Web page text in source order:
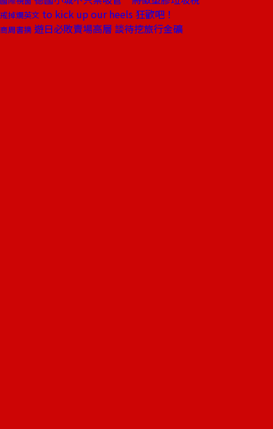
戒掉爛英文 to kick up our heels 狂歡吧！
商周書摘 遊日必敗賣場高層 談待挖旅行金礦